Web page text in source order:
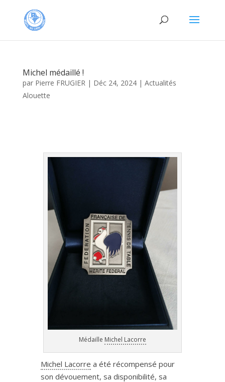
Michel médaillé !
par Pierre FRUGIER| Déc 24, 2024| Actualités
Alouette
Médaille Michel Lacorre
Michel Lacorre a été récompensé pour
son dévouement, sa disponibilité, sa